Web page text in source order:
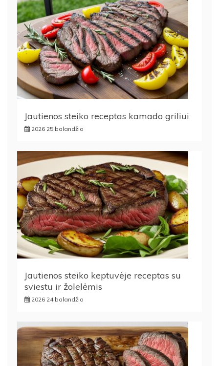
Jautienos steiko receptas kamado griliui
2026 25 balandžio
Jautienos steiko keptuvėje receptas su
sviestu ir žolelėmis
2026 24 balandžio